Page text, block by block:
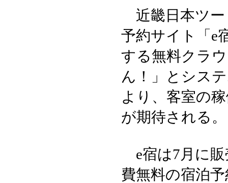
近畿日本ツー
予約サイト「e
する無料クラ
ん！」とシス
より、客室の
が期待される。
e宿は7月に販
費無料の宿泊